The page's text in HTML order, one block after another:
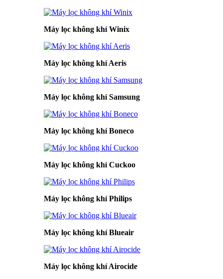
Máy lọc không khí Winix
Máy lọc không khí Aeris
Máy lọc không khí Samsung
Máy lọc không khí Boneco
Máy lọc không khí Cuckoo
Máy lọc không khí Philips
Máy lọc không khí Blueair
Máy lọc không khí Airocide